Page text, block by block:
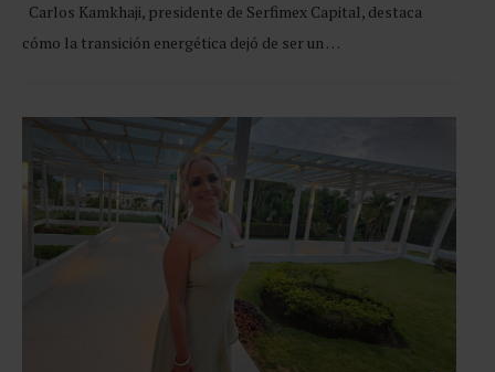
Carlos Kamkhaji, presidente de Serfimex Capital, destaca
cómo la transición energética dejó de ser un …